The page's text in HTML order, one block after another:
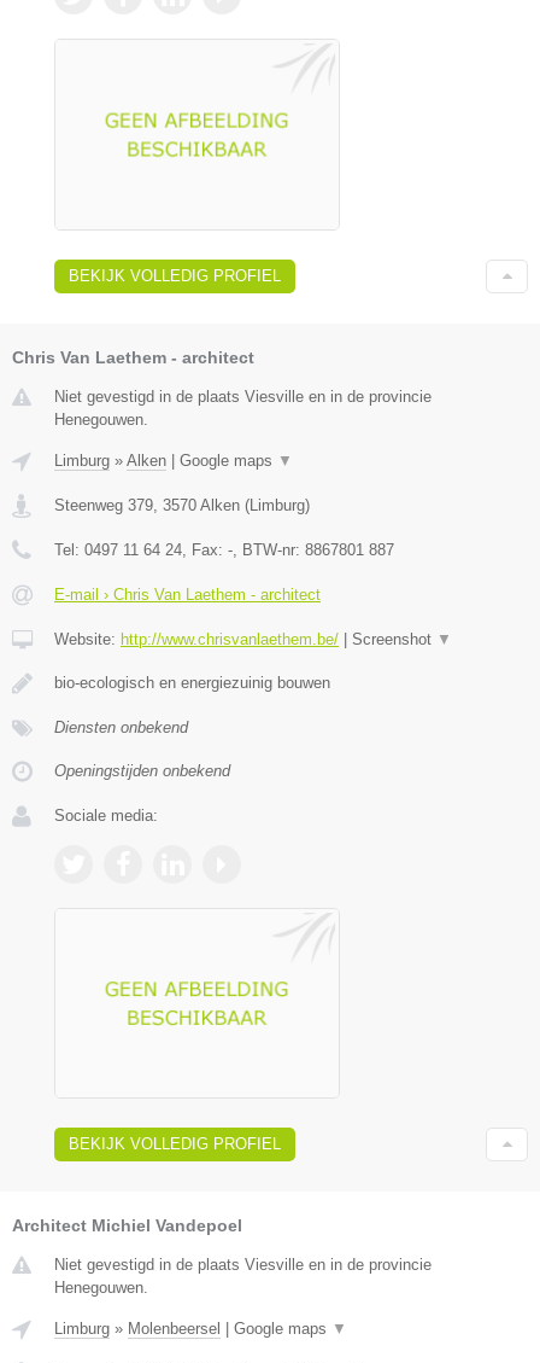
BEKIJK VOLLEDIG PROFIEL
Chris Van Laethem - architect
Niet gevestigd in de plaats Viesville en in de provincie
Henegouwen.
Limburg » Alken | Google maps ▼
Steenweg 379 3570 Alken (Limburg)
Tel: 0497 11 64 24 , Fax: - , BTW-nr: 8867801 887
E-mail › Chris Van Laethem - architect
Website: http://www.chrisvanlaethem.be/ | Screenshot ▼
bio-ecologisch en energiezuinig bouwen
Diensten onbekend
Openingstijden onbekend
Sociale media:
BEKIJK VOLLEDIG PROFIEL
Architect Michiel Vandepoel
Niet gevestigd in de plaats Viesville en in de provincie
Henegouwen.
Limburg » Molenbeersel Google maps ▼